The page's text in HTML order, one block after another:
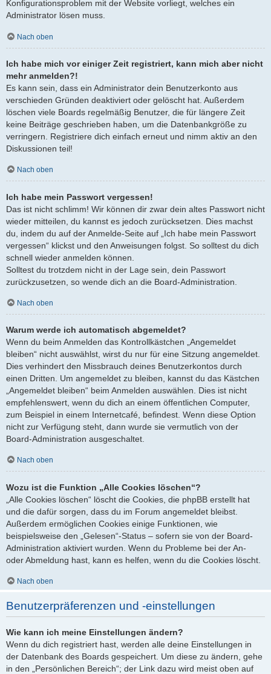
Konfigurationsproblem mit der Website vorliegt, welches ein
Administrator lösen muss.
Nach oben
Ich habe mich vor einiger Zeit registriert, kann mich aber nicht
mehr anmelden?!
Es kann sein, dass ein Administrator dein Benutzerkonto aus
verschieden Gründen deaktiviert oder gelöscht hat. Außerdem
löschen viele Boards regelmäßig Benutzer, die für längere Zeit
keine Beiträge geschrieben haben, um die Datenbankgröße zu
verringern. Registriere dich einfach erneut und nimm aktiv an den
Diskussionen teil!
Nach oben
Ich habe mein Passwort vergessen!
Das ist nicht schlimm! Wir können dir zwar dein altes Passwort nicht
wieder mitteilen, du kannst es jedoch zurücksetzen. Dies machst
du, indem du auf der Anmelde-Seite auf „Ich habe mein Passwort
vergessen“ klickst und den Anweisungen folgst. So solltest du dich
schnell wieder anmelden können.
Solltest du trotzdem nicht in der Lage sein, dein Passwort
zurückzusetzen, so wende dich an die Board-Administration.
Nach oben
Warum werde ich automatisch abgemeldet?
Wenn du beim Anmelden das Kontrollkästchen „Angemeldet
bleiben“ nicht auswählst, wirst du nur für eine Sitzung angemeldet.
Dies verhindert den Missbrauch deines Benutzerkontos durch
einen Dritten. Um angemeldet zu bleiben, kannst du das Kästchen
„Angemeldet bleiben“ beim Anmelden auswählen. Dies ist nicht
empfehlenswert, wenn du dich an einem öffentlichen Computer,
zum Beispiel in einem Internetcafé, befindest. Wenn diese Option
nicht zur Verfügung steht, dann wurde sie vermutlich von der
Board-Administration ausgeschaltet.
Nach oben
Wozu ist die Funktion „Alle Cookies löschen“?
„Alle Cookies löschen“ löscht die Cookies, die phpBB erstellt hat
und die dafür sorgen, dass du im Forum angemeldet bleibst.
Außerdem ermöglichen Cookies einige Funktionen, wie
beispielsweise den „Gelesen“-Status – sofern sie von der Board-
Administration aktiviert wurden. Wenn du Probleme bei der An-
oder Abmeldung hast, kann es helfen, wenn du die Cookies löscht.
Nach oben
Benutzerpräferenzen und -einstellungen
Wie kann ich meine Einstellungen ändern?
Wenn du dich registriert hast, werden alle deine Einstellungen in
der Datenbank des Boards gespeichert. Um diese zu ändern, gehe
in den „Persönlichen Bereich“; der Link dazu wird meist oben auf